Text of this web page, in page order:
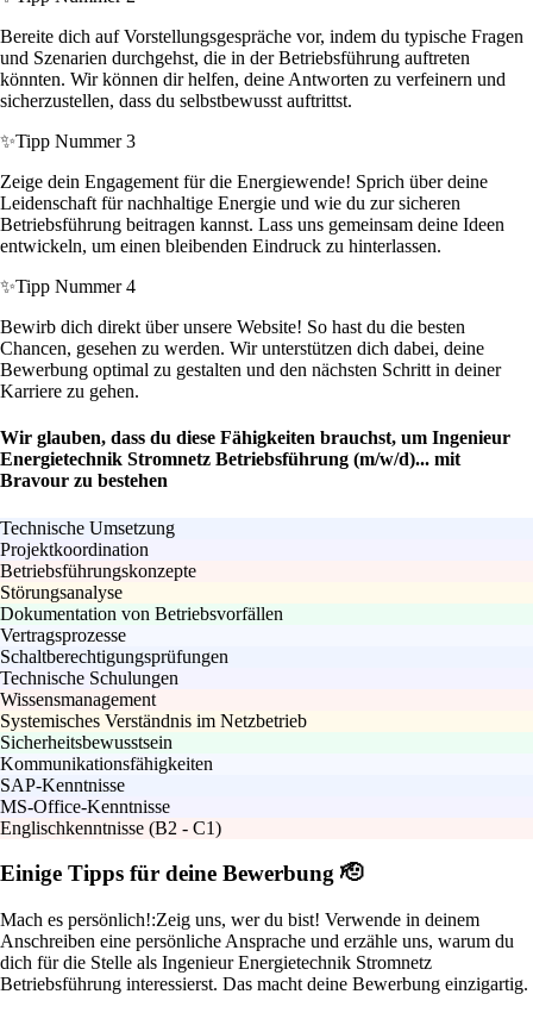
Bereite dich auf Vorstellungsgespräche vor, indem du typische Fragen
und Szenarien durchgehst, die in der Betriebsführung auftreten
könnten. Wir können dir helfen, deine Antworten zu verfeinern und
sicherzustellen, dass du selbstbewusst auftrittst.
✨Tipp Nummer 3
Zeige dein Engagement für die Energiewende! Sprich über deine
Leidenschaft für nachhaltige Energie und wie du zur sicheren
Betriebsführung beitragen kannst. Lass uns gemeinsam deine Ideen
entwickeln, um einen bleibenden Eindruck zu hinterlassen.
✨Tipp Nummer 4
Bewirb dich direkt über unsere Website! So hast du die besten
Chancen, gesehen zu werden. Wir unterstützen dich dabei, deine
Bewerbung optimal zu gestalten und den nächsten Schritt in deiner
Karriere zu gehen.
Wir glauben, dass du diese Fähigkeiten brauchst, um Ingenieur
Energietechnik Stromnetz Betriebsführung (m/w/d)... mit
Bravour zu bestehen
Technische Umsetzung
Projektkoordination
Betriebsführungskonzepte
Störungsanalyse
Dokumentation von Betriebsvorfällen
Vertragsprozesse
Schaltberechtigungsprüfungen
Technische Schulungen
Wissensmanagement
Systemisches Verständnis im Netzbetrieb
Sicherheitsbewusstsein
Kommunikationsfähigkeiten
SAP-Kenntnisse
MS-Office-Kenntnisse
Englischkenntnisse (B2 - C1)
Einige Tipps für deine Bewerbung 🫡
Mach es persönlich!:Zeig uns, wer du bist! Verwende in deinem
Anschreiben eine persönliche Ansprache und erzähle uns, warum du
dich für die Stelle als Ingenieur Energietechnik Stromnetz
Betriebsführung interessierst. Das macht deine Bewerbung einzigartig.